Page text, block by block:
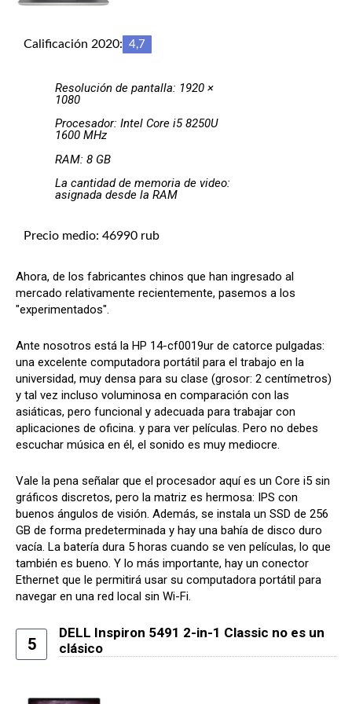
Calificación 2020: 4,7
Resolución de pantalla: 1920 ×
1080
Procesador: Intel Core i5 8250U
1600 MHz
RAM: 8 GB
La cantidad de memoria de video:
asignada desde la RAM
Precio medio: 46990 rub
Ahora, de los fabricantes chinos que han ingresado al
mercado relativamente recientemente, pasemos a los
"experimentados".
Ante nosotros está la HP 14-cf0019ur de catorce pulgadas:
una excelente computadora portátil para el trabajo en la
universidad, muy densa para su clase (grosor: 2 centímetros)
y tal vez incluso voluminosa en comparación con las
asiáticas, pero funcional y adecuada para trabajar con
aplicaciones de oficina. y para ver películas. Pero no debes
escuchar música en él, el sonido es muy mediocre.
Vale la pena señalar que el procesador aquí es un Core i5 sin
gráficos discretos, pero la matriz es hermosa: IPS con
buenos ángulos de visión. Además, se instala un SSD de 256
GB de forma predeterminada y hay una bahía de disco duro
vacía. La batería dura 5 horas cuando se ven películas, lo que
también es bueno. Y lo más importante, hay un conector
Ethernet que le permitirá usar su computadora portátil para
navegar en una red local sin Wi-Fi.
5
DELL Inspiron 5491 2-in-1 Classic no es un
clásico